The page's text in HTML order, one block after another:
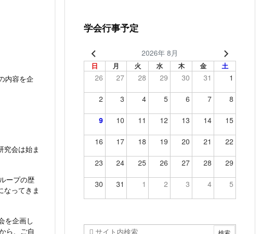
内容を企
究会は始ま
ープの歴
なってきま
を企画し
ら、ご自
学会行事予定
2026年 8月
日 月 火 水 木 金 土
26 27 28 29 30 31 1
2 3 4 5 6 7 8
9 10 11 12 13 14 15
16 17 18 19 20 21 22
23 24 25 26 27 28 29
30 31 1 2 3 4 5